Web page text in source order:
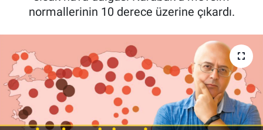
normallerinin 10 derece üzerine çıkardı.